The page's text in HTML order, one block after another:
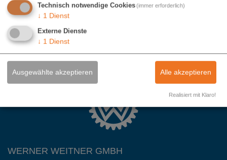
WERNER WEITNER GMBH
Technisch notwendige Cookies(immer erforderlich)
↓ 1 Dienst
Externe Dienste
↓ 1 Dienst
Ausgewählte akzeptieren Alle akzeptieren
Realisiert mit Klaro!